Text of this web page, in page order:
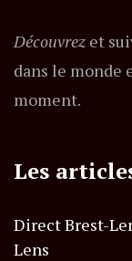
Découvrez et
dans le monde
moment.
Les
Direct Brest-
Lens